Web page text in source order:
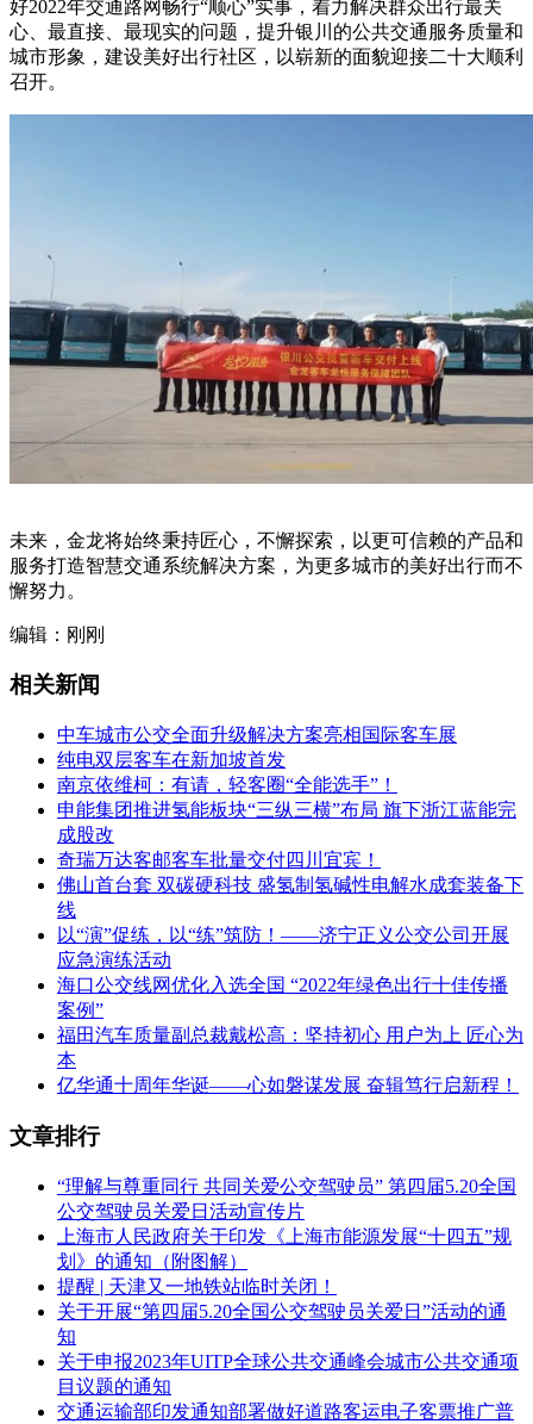
好2022年交通路网畅行“顺心”实事，着力解决群众出行最关
心、最直接、最现实的问题，提升银川的公共交通服务质量和
城市形象，建设美好出行社区，以崭新的面貌迎接二十大顺利
召开。
未来，金龙将始终秉持匠心，不懈探索，以更可信赖的产品和
服务打造智慧交通系统解决方案，为更多城市的美好出行而不
懈努力。
编辑：刚刚
相关新闻
中车城市公交全面升级解决方案亮相国际客车展
纯电双层客车在新加坡首发
南京依维柯：有请，轻客圈“全能选手”！
申能集团推进氢能板块“三纵三横”布局 旗下浙江蓝能完
成股改
奇瑞万达客邮客车批量交付四川宜宾！
佛山首台套 双碳硬科技 盛氢制氢碱性电解水成套装备下
线
以“演”促练，以“练”筑防！——济宁正义公交公司开展
应急演练活动
海口公交线网优化入选全国 “2022年绿色出行十佳传播
案例”
福田汽车质量副总裁戴松高：坚持初心 用户为上 匠心为
本
亿华通十周年华诞——心如磐谋发展 奋辑笃行启新程！
文章排行
“理解与尊重同行 共同关爱公交驾驶员” 第四届5.20全国
公交驾驶员关爱日活动宣传片
上海市人民政府关于印发《上海市能源发展“十四五”规
划》的通知（附图解）
提醒 | 天津又一地铁站临时关闭！
关于开展“第四届5.20全国公交驾驶员关爱日”活动的通
知
关于申报2023年UITP全球公共交通峰会城市公共交通项
目议题的通知
交通运输部印发通知部署做好道路客运电子客票推广普